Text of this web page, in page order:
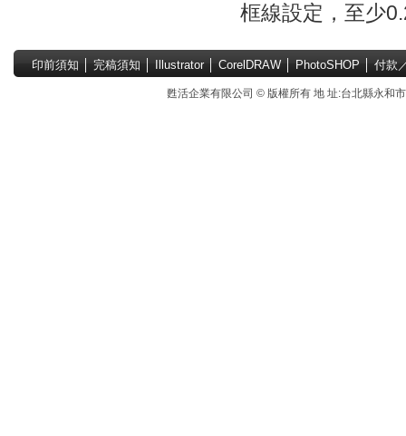
框線設定，至少
印前須知 完稿須知 Illustrator│ CorelDRAW│ PhotoSHOP 付款
甦活企業有限公司 © 版權所有 地 址:台北縣永